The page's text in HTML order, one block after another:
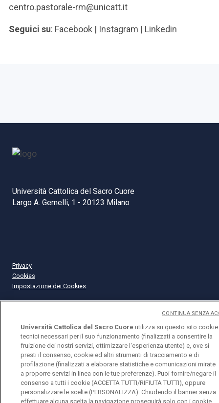
centro.pastorale-rm@unicatt.it
Seguici su: Facebook | Instagram | Linkedin
Università Cattolica del Sacro Cuore
Largo A. Gemelli, 1 - 20123 Milano
Privacy
Cookies
Impostazione dei Cookies
Università Cattolica del Sacro Cuore utilizza su questo sito cookie
tecnici necessari per il suo funzionamento (finalizzati a consentire la
fruizione dei nostri servizi, ottimizzare l'esperienza utente) e, ove si
presti il consenso, cookie ed altri strumenti di tracciamento e di
profilazione (finalizzati a elaborare statistiche e comunicazioni mirate
a proporre servizi in linea con le tue preferenze). Puoi fornire/negare il
consenso a tutti i cookie (ACCETTA TUTTI/RIFIUTA TUTTI), oppure
personalizzare le scelte (PERSONALIZZA). Chiudendo il banner senza
effettuare alcuna scelta la navigazione proseguirà solo con i cookie
CONTINUA SENZA